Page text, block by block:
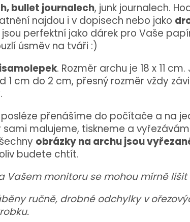
bullet journalech, junk journalech.
najdou i v dopisech nebo jako
perfektní jako dárek pro Vaše
úsměv na tváři :)
. Rozměr archu je 18 x 11
cm do 2 cm, přesný rozměr vždy
přenášíme do počítače a na
malujeme, tiskneme a
obrázky na archu jsou
budete chtít.
Vašem monitoru se mohou mírně
ručně, drobné odchylky v